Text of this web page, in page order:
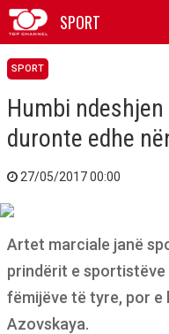
SPORT
SPORT
Humbi
duronte edhe
27/05/2017 00:00
Artet marciale janë
prindërit e sportistëve
fëmijëve të tyre, por e
Azovskaya.